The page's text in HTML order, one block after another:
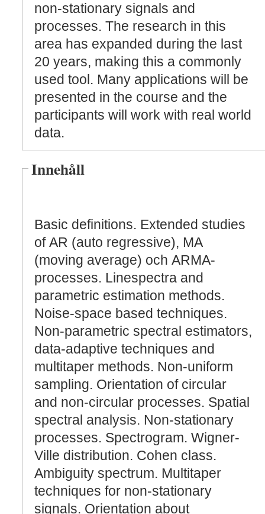
non-stationary signals and
processes. The research in this
area has expanded during the last
20 years, making this a commonly
used tool. Many applications will be
presented in the course and the
participants will work with real world
data.
Innehåll
Basic definitions. Extended studies
of AR (auto regressive), MA
(moving average) och ARMA-
processes. Linespectra and
parametric estimation methods.
Noise-space based techniques.
Non-parametric spectral estimators,
data-adaptive techniques and
multitaper methods. Non-uniform
sampling. Orientation of circular
and non-circular processes. Spatial
spectral analysis. Non-stationary
processes. Spectrogram. Wigner-
Ville distribution. Cohen class.
Ambiguity spectrum. Multitaper
techniques for non-stationary
signals. Orientation about